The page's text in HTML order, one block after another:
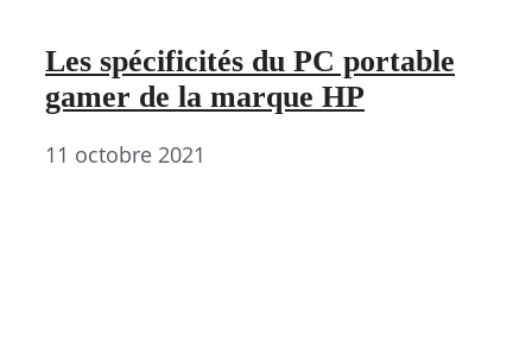
Les spécificités du PC portable
gamer de la marque HP
11 octobre 2021